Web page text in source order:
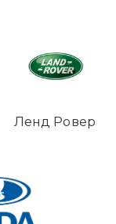
Ленд Ровер